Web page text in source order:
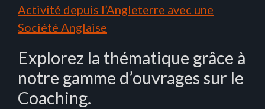
Activité depuis l’Angleterre avec une
Société Anglaise
Explorez la thématique grâce à
notre gamme d’ouvrages sur le
Coaching.